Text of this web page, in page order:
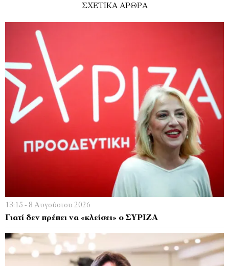
ΣΧΕΤΙΚΑ ΑΡΘΡΑ
13:15 - 8 Αυγούστου 2026
Γιατί δεν πρέπει να «κλείσει» ο ΣΥΡΙΖΑ